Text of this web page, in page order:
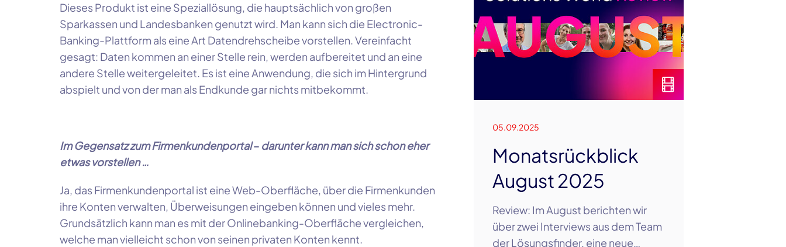
Dieses Produkt ist eine Speziallösung, die hauptsächlich von großen
Sparkassen und Landesbanken genutzt wird. Man kann sich die Electronic-
Banking-Plattform als eine Art Datendrehscheibe vorstellen. Vereinfacht
gesagt: Daten kommen an einer Stelle rein, werden aufbereitet und an eine
andere Stelle weitergeleitet. Es ist eine Anwendung, die sich im Hintergrund
abspielt und von der man als Endkunde gar nichts mitbekommt.
Im Gegensatz zum Firmenkundenportal– darunter kann man sich schon eher
etwas vorstellen …
Ja, das Firmenkundenportal ist eine Web-Oberfläche, über die Firmenkunden
ihre Konten verwalten, Überweisungen eingeben können und vieles mehr.
Grundsätzlich kann man es mit derOnlinebanking-Oberfläche vergleichen,
welche man vielleicht schon von seinen privaten Konten kennt.
05.09.2025
Monatsrückblick
August 2025
Review: Im August berichten wir
über zwei Interviews aus dem Team
der Lösungsfinder, eine neue…